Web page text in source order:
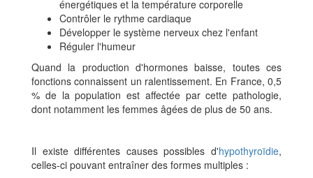
énergétiques et la température corporelle
Contrôler le rythme cardiaque
Développer le système nerveux chez l'enfant
Réguler l'humeur
Quand la production d'hormones baisse, toutes ces
fonctions connaissent un ralentissement. En France, 0,5
% de la population est affectée par cette pathologie,
dont notamment les femmes âgées de plus de 50 ans.
Il existe différentes causes possibles d'hypothyroïdie,
celles-ci pouvant entraîner des formes multiples :